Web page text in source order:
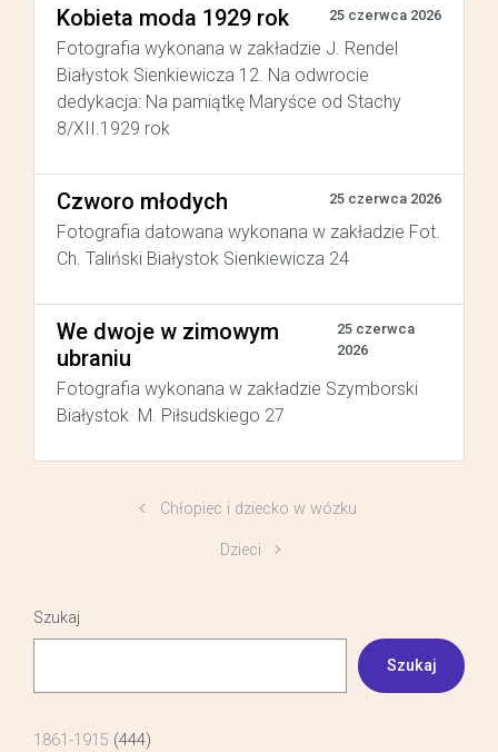
Kobieta moda 1929 rok 25 czerwca 2026
Fotografia wykonana w zakładzie J. Rendel
Białystok Sienkiewicza 12. Na odwrocie
dedykacja: Na pamiątkę Maryśce od Stachy
8/XII.1929 rok
Czworo młodych 25 czerwca 2026
Fotografia datowana wykonana w zakładzie Fot.
Ch. Taliński Białystok Sienkiewicza 24
We dwoje w zimowym
ubraniu
25 czerwca
2026
Fotografia wykonana w zakładzie Szymborski
Białystok M. Piłsudskiego 27
Chłopiec i dziecko w wózku
Dzieci
Szukaj
Szukaj
1861-1915 (444)